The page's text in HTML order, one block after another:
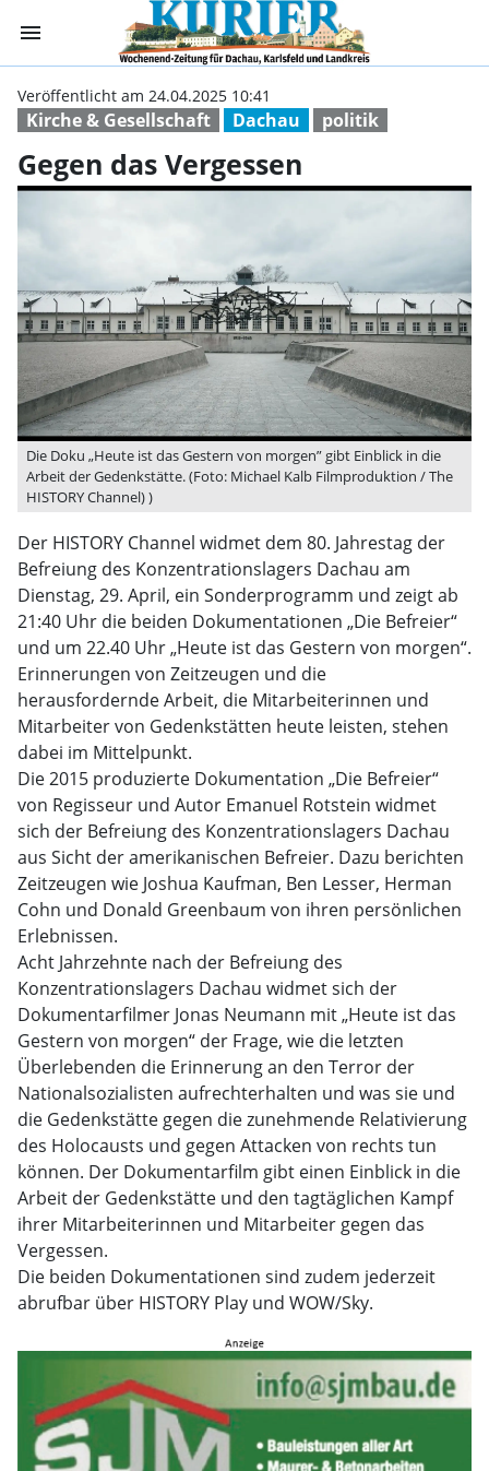
menu Gegen das
Kirche & Gesellschaft Dachau politik
Veröffentlicht am 24.04.2025 10:41
Gegen das Vergessen
Die Doku „Heute ist das Gestern von morgen” gibt Einblick in die
Arbeit der Gedenkstätte. (Foto: Michael Kalb Filmproduktion / The
HISTORY Channel) )
Der HISTORY Channel widmet dem 80. Jahrestag der
Befreiung des Konzentrationslagers Dachau am
Dienstag, 29. April, ein Sonderprogramm und zeigt ab
21:40 Uhr die beiden Dokumentationen „Die Befreier“
und um 22.40 Uhr „Heute ist das Gestern von morgen“.
Erinnerungen von Zeitzeugen und die
herausfordernde Arbeit, die Mitarbeiterinnen und
Mitarbeiter von Gedenkstätten heute leisten, stehen
dabei im Mittelpunkt.
Die 2015 produzierte Dokumentation „Die Befreier“
von Regisseur und Autor Emanuel Rotstein widmet
sich der Befreiung des Konzentrationslagers Dachau
aus Sicht der amerikanischen Befreier. Dazu berichten
Zeitzeugen wie Joshua Kaufman, Ben Lesser, Herman
Cohn und Donald Greenbaum von ihren persönlichen
Erlebnissen.
Acht Jahrzehnte nach der Befreiung des
Konzentrationslagers Dachau widmet sich der
Dokumentarfilmer Jonas Neumann mit „Heute ist das
Gestern von morgen“ der Frage, wie die letzten
Überlebenden die Erinnerung an den Terror der
Nationalsozialisten aufrechterhalten und was sie und
die Gedenkstätte gegen die zunehmende Relativierung
des Holocausts und gegen Attacken von rechts tun
können. Der Dokumentarfilm gibt einen Einblick in die
Arbeit der Gedenkstätte und den tagtäglichen Kampf
ihrer Mitarbeiterinnen und Mitarbeiter gegen das
Vergessen.
Die beiden Dokumentationen sind zudem jederzeit
abrufbar über HISTORY Play und WOW/Sky.